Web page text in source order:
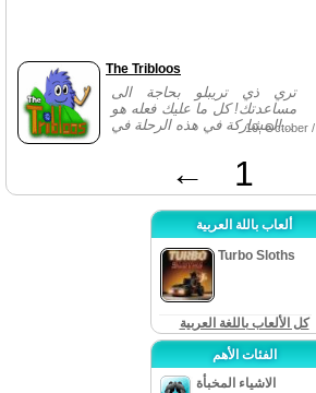
The Tribloos
تري ذي تريبلو بحاجة الى
مساعدتك! كل ما عليك فعله هو
المشاركة في هذه الرحلة في...
10, October /
← 1
ألعاب باللة العربية
Turbo Sloths
كل الألعاب باللغة العربية
الفئات الأهم
الاشياء المخبأة